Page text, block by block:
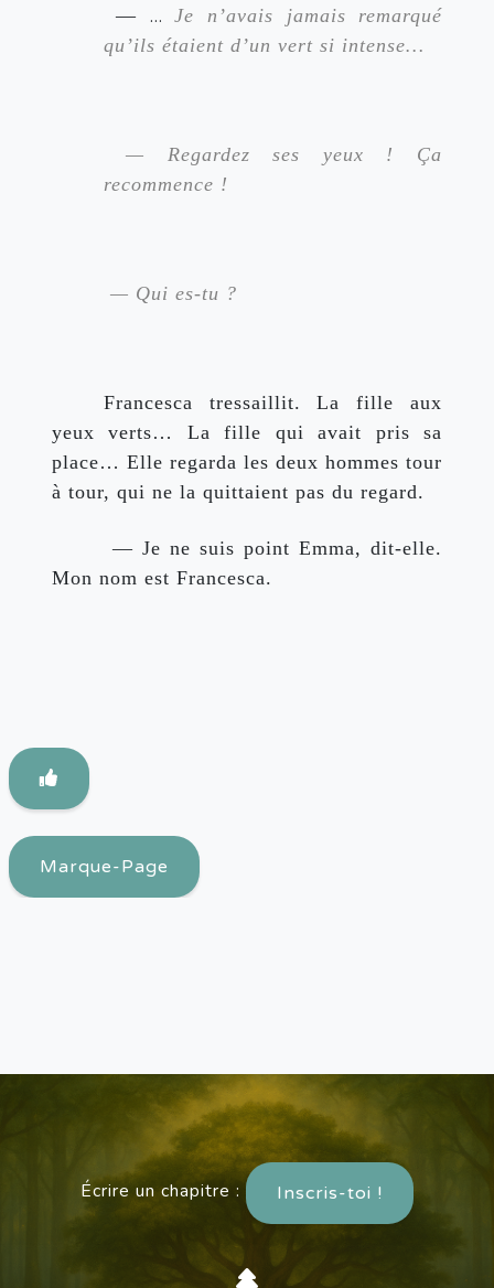
— … Je n’avais jamais remarqué
qu’ils étaient d’un vert si intense…
— Regardez ses yeux ! Ça
recommence !
— Qui es-tu ?
Francesca tressaillit. La fille aux
yeux verts… La fille qui avait pris sa
place… Elle regarda les deux hommes tour
à tour, qui ne la quittaient pas du regard.
— Je ne suis point Emma, dit-elle.
Mon nom est Francesca.
Marque-Page
Écrire un chapitre : Inscris-toi !